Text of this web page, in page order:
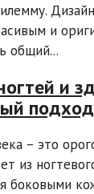
и
общий...
и
подход
– это
из
боковыми